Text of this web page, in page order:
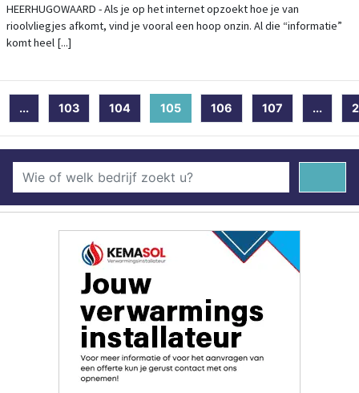
HEERHUGOWAARD - Als je op het internet opzoekt hoe je van
rioolvliegjes afkomt, vind je vooral een hoop onzin. Al die “informatie”
komt heel [...]
... 103 104 105 (current)
106 107 ...